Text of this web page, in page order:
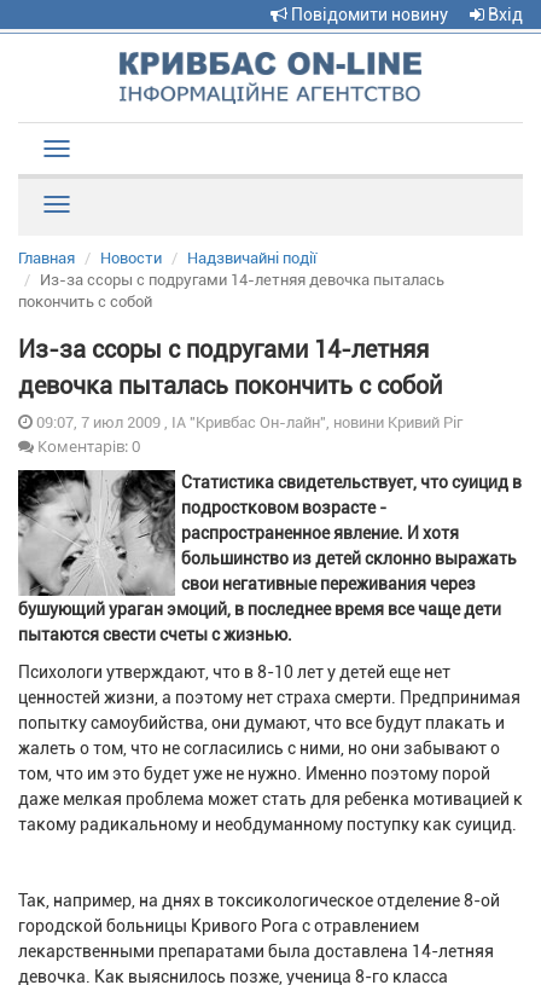
Повідомити новину Вхід
navigation
Главная Новости
Надзвичайні події
Из-за ссоры с подругами 14-летняя девочка пыталась
покончить с собой
Из-за ссоры с подругами 14-летняя
девочка пыталась покончить с собой
09:07, 7 июл 2009 , ІА "Кривбас Он-лайн", новини Кривий Ріг
Коментарів: 0
Статистика свидетельствует, что суицид в
подростковом возрасте -
распространенное явление. И хотя
большинство из детей склонно выражать
свои негативные переживания через
бушующий ураган эмоций, в последнее время все чаще дети
пытаются свести счеты с жизнью.
Психологи утверждают, что в 8-10 лет у детей еще нет
ценностей жизни, а поэтому нет страха смерти. Предпринимая
попытку самоубийства, они думают, что все будут плакать и
жалеть о том, что не согласились с ними, но они забывают о
том, что им это будет уже не нужно. Именно поэтому порой
даже мелкая проблема может стать для ребенка мотивацией к
такому радикальному и необдуманному поступку как суицид.
Так, например, на днях в токсикологическое отделение 8-ой
городской больницы Кривого Рога с отравлением
лекарственными препаратами была доставлена 14-летняя
девочка. Как выяснилось позже, ученица 8-го класса